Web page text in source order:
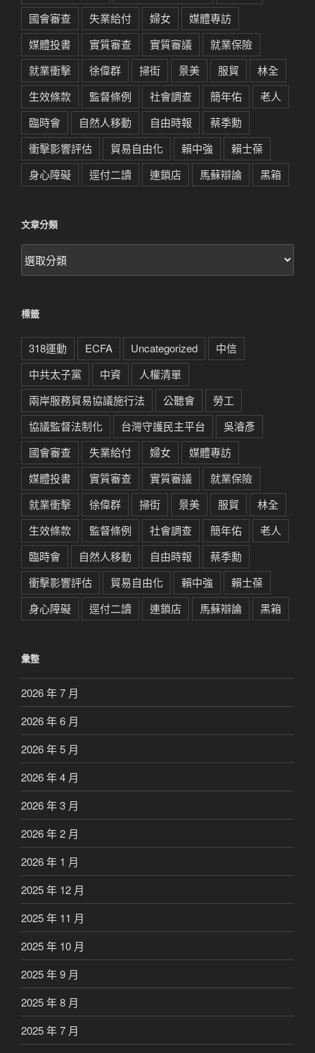
國會審查
失業給付 婦女
媒體專訪
媒體投書
實質審查 實質審議
就業保險
就業衝擊
徐偉群 掃街 景美 服貿
林全
生效條款
監督條例 社會調查 簡年佑
老人
臨時會
自然人移動 自由時報
蔡季勳
衝擊影響評估
貿易自由化 賴中強
賴士葆
身心障礙
逕付二讀 連鎖店 馬蘇辯論 黑箱
文章分類
文
章
標籤
318運動 ECFA Uncategorized
中信
中共太子黨
中資
人權清單
兩岸服務貿易協議施行法
公聽會
勞工
協議監督法制化
台灣守護民主平台
吳濬彥
國會審查
失業給付 婦女
媒體專訪
媒體投書
實質審查 實質審議
就業保險
就業衝擊
徐偉群 掃街 景美 服貿
林全
生效條款
監督條例 社會調查 簡年佑
老人
臨時會
自然人移動 自由時報
蔡季勳
衝擊影響評估
貿易自由化 賴中強
賴士葆
身心障礙
逕付二讀 連鎖店 馬蘇辯論 黑箱
彙整
2026 年 7 月
2026 年 6 月
2026 年 5 月
2026 年 4 月
2026 年 3 月
2026 年 2 月
2026 年 1 月
2025 年 12 月
2025 年 11 月
2025 年 10 月
2025 年 9 月
2025 年 8 月
2025 年 7 月